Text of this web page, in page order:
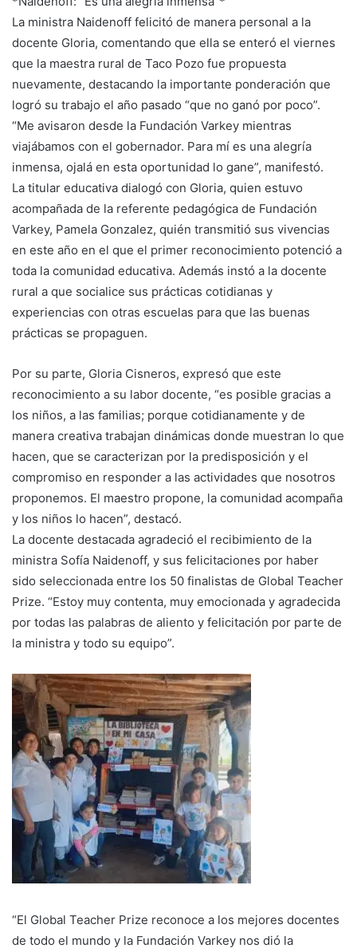
La ministra Naidenoff felicitó de manera personal a la
docente Gloria, comentando que ella se enteró el viernes
que la maestra rural de Taco Pozo fue propuesta
nuevamente, destacando la importante ponderación que
logró su trabajo el año pasado “que no ganó por poco”.
“Me avisaron desde la Fundación Varkey mientras
viajábamos con el gobernador. Para mí es una alegría
inmensa, ojalá en esta oportunidad lo gane”, manifestó.
La titular educativa dialogó con Gloria, quien estuvo
acompañada de la referente pedagógica de Fundación
Varkey, Pamela Gonzalez, quién transmitió sus vivencias
en este año en el que el primer reconocimiento potenció a
toda la comunidad educativa. Además instó a la docente
rural a que socialice sus prácticas cotidianas y
experiencias con otras escuelas para que las buenas
prácticas se propaguen.
Por su parte, Gloria Cisneros, expresó que este
reconocimiento a su labor docente, “es posible gracias a
los niños, a las familias; porque cotidianamente y de
manera creativa trabajan dinámicas donde muestran lo que
hacen, que se caracterizan por la predisposición y el
compromiso en responder a las actividades que nosotros
proponemos. El maestro propone, la comunidad acompaña
y los niños lo hacen”, destacó.
La docente destacada agradeció el recibimiento de la
ministra Sofía Naidenoff, y sus felicitaciones por haber
sido seleccionada entre los 50 finalistas de Global Teacher
Prize. “Estoy muy contenta, muy emocionada y agradecida
por todas las palabras de aliento y felicitación por parte de
la ministra y todo su equipo”.
“El Global Teacher Prize reconoce a los mejores docentes
de todo el mundo y la Fundación Varkey nos dió la